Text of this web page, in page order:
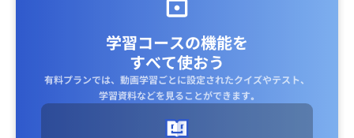
学習コースの機能を
すべて使おう
有料プランでは、動画学習ごとに設定されたクイズやテスト、
学習資料などを見ることができます｡